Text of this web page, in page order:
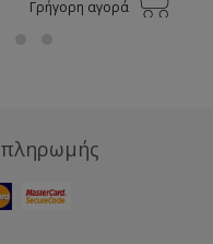
Γρήγορη αγορά
πληρωμής